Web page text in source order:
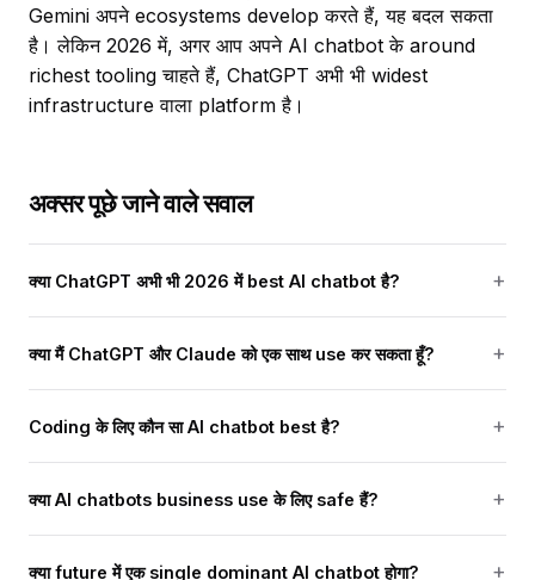
Gemini अपने ecosystems develop करते हैं, यह बदल सकता
है। लेकिन 2026 में, अगर आप अपने AI chatbot के around
richest tooling चाहते हैं, ChatGPT अभी भी widest
infrastructure वाला platform है।
अक्सर पूछे जाने वाले सवाल
क्या ChatGPT अभी भी 2026 में best AI chatbot है?
क्या मैं ChatGPT और Claude को एक साथ use कर सकता हूँ?
Coding के लिए कौन सा AI chatbot best है?
क्या AI chatbots business use के लिए safe हैं?
क्या future में एक single dominant AI chatbot होगा?